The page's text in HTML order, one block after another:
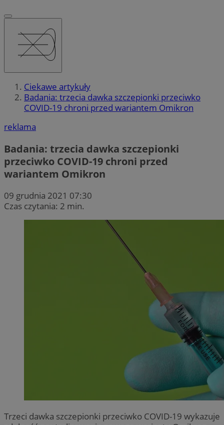
Ciekawe artykuły
Badania: trzecia dawka szczepionki przeciwko
COVID-19 chroni przed wariantem Omikron
reklama
Badania: trzecia dawka szczepionki
przeciwko COVID-19 chroni przed
wariantem Omikron
09 grudnia 2021 07:30
Czas czytania: 2 min.
Trzeci dawka szczepionki przeciwko COVID-19 wykazuje